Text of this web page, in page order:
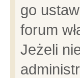
go
forum
Jeżeli